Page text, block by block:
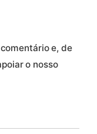
e, de
o nosso